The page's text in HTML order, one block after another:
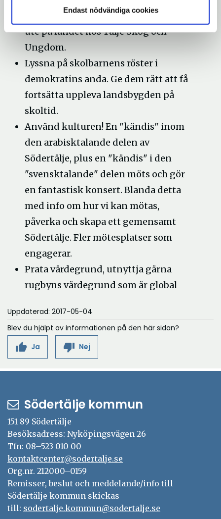
Endast nödvändiga cookies
möjlighet att få ha en lärorik skoldag
ute på landet hos Tälje Skog och
Ungdom.
Lyssna på skolbarnens röster i
demokratins anda. Ge dem rätt att få
fortsätta uppleva landsbygden på
skoltid.
Använd kulturen! En "kändis" inom
den arabisktalande delen av
Södertälje, plus en "kändis" i den
"svensktalande" delen möts och gör
en fantastisk konsert. Blanda detta
med info om hur vi kan mötas,
påverka och skapa ett gemensamt
Södertälje. Fler mötesplatser som
engagerar.
Prata värdegrund, utnyttja gärna
rugbyns värdegrund som är global
Uppdaterad: 2017-05-04
Blev du hjälpt av informationen på den här sidan?
thumb_up Ja thumb_down Nej
Södertälje kommun
151 89 Södertälje
Besöksadress: Nyköpingsvägen 26
Tfn: 08–523 010 00
kontaktcenter@sodertalje.se
Org.nr. 212000–0159
Remisser, beslut och meddelande/info till
Södertälje kommun skickas
till: sodertalje.kommun@sodertalje.se